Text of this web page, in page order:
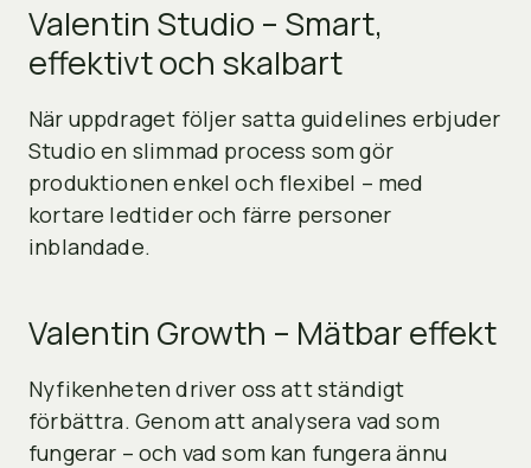
Valentin Studio – Smart,
effektivt och skalbart
När uppdraget följer satta guidelines erbjuder
Studio en slimmad process som gör
produktionen enkel och flexibel – med
kortare ledtider och färre personer
inblandade.
Valentin Growth – Mätbar effekt
Nyfikenheten driver oss att ständigt
förbättra. Genom att analysera vad som
fungerar – och vad som kan fungera ännu